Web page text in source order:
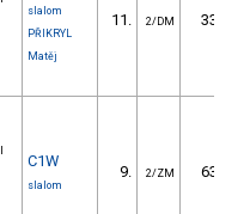
slalom
PŘIKRYL
Matěj
11. 2/DM 33.75
C1W
slalom
9. 2/ZM 63.53